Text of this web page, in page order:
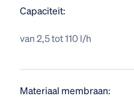
Capaciteit:
van 2,5 tot 110 l/h
Materiaal membraan: